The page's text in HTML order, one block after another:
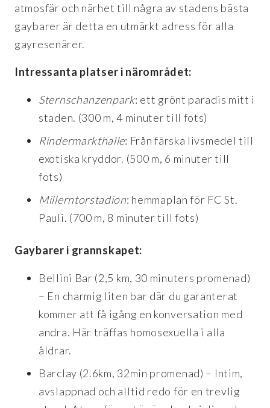
atmosfär och närhet till några av stadens bästa
gaybarer är detta en utmärkt adress för alla
gayresenärer.
Intressanta platser i närområdet:
Sternschanzenpark: ett grönt paradis mitt i
staden. (300 m, 4 minuter till fots)
Rindermarkthalle: Från färska livsmedel till
exotiska kryddor. (500 m, 6 minuter till
fots)
Millerntorstadion: hemmaplan för FC St.
Pauli. (700 m, 8 minuter till fots)
Gaybarer i grannskapet:
Bellini Bar (2,5 km, 30 minuters promenad)
– En charmig liten bar där du garanterat
kommer att få igång en konversation med
andra. Här träffas homosexuella i alla
åldrar.
Barclay (2.6km, 32min promenad) – Intim,
avslappnad och alltid redo för en trevlig